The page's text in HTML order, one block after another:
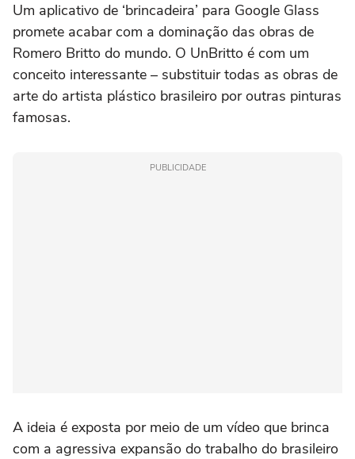
Um aplicativo de ‘brincadeira’ para Google Glass
promete acabar com a dominação das obras de
Romero Britto do mundo. O UnBritto é com um
conceito interessante – substituir todas as obras de
arte do artista plástico brasileiro por outras pinturas
famosas.
PUBLICIDADE
A ideia é exposta por meio de um vídeo que brinca
com a agressiva expansão do trabalho do brasileiro